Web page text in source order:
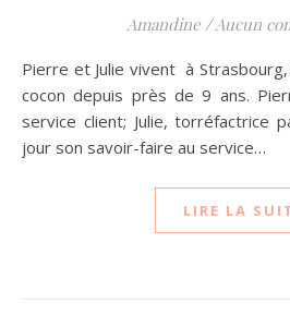
Amandine /Aucun
Pierre et Julie vivent à Strasbourg, où ils ont construit leur
cocon depuis près de 9 ans.
service client; Julie, torréfactrice
jour son savoir-faire au service…
LIRE LA